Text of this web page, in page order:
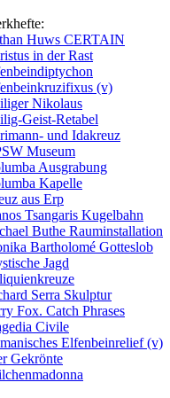
Huws CERTAIN
in der Rast
(v)
Nikolaus
Geist-Retabel
und Idakreuz
Museum
Ausgrabung
Kapelle
aus Erp
Tsangaris Kugelbahn
Buthe Rauminstallation
Bartholomé Gotteslob
Jagd
Serra Skulptur
Fox. Catch Phrases
Civile
Elfenbeinrelief (v)
Gekrönte